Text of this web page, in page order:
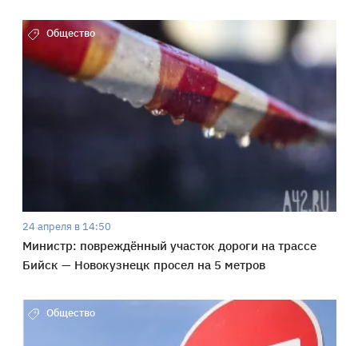
Общество
24 апреля в 14:50
Министр: повреждённый участок дороги на трассе
Бийск — Новокузнецк просел на 5 метров
Общество